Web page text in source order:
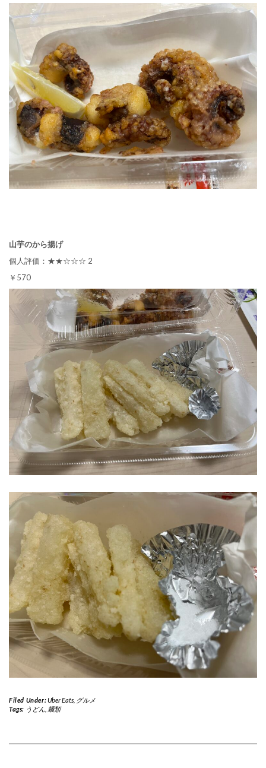
山芋のから揚げ
個人評価：★★☆☆☆ 2
￥570
Filed Under:Uber Eats, グルメ
Tags: うどん, 麺類